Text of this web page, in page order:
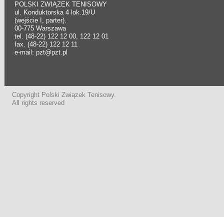
POLSKI ZWIĄZEK TENISOWY
ul. Konduktorska 4 lok.19/U
(wejście I, parter).
00-775 Warszawa
tel. (48-22) 122 12 00, 122 12 01
fax. (48-22) 122 12 11
e-mail: pzt@pzt.pl
Copyright Polski Związek Tenisowy.
All rights reserved